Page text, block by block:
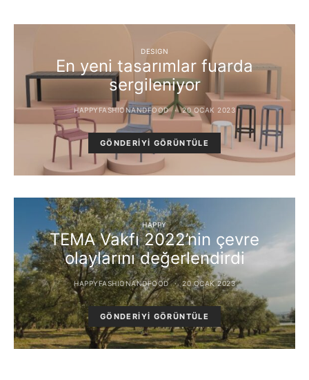
DESIGN
En yeni tasarımlar fuarda
sergileniyor
HAPPYFASHIONANDFOOD 20 OCAK 2023
GÖNDERIYI GÖRÜNTÜLE
HAPPY
TEMA Vakfı 2022’nin çevre
olaylarını değerlendirdi
HAPPYFASHIONANDFOOD 20 OCAK 2023
GÖNDERIYI GÖRÜNTÜLE